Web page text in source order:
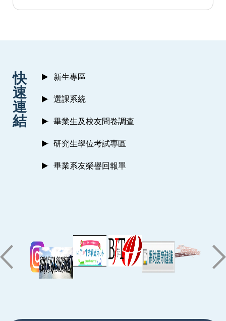
快
速
連
結
新生專區
選課系統
畢業生及校友問卷調查
研究生學位考試專區
畢業系友榮譽回報單